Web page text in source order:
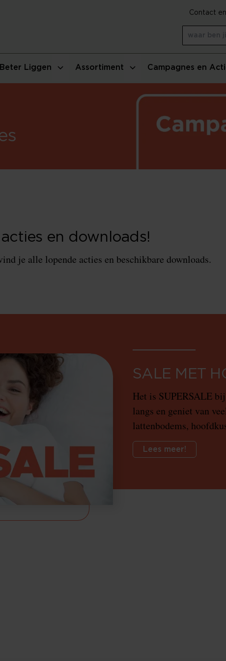
Liggen Assortiment Campagnes en
Contact
en downloads!
je alle lopende acties en beschikbare downloads.
SALE MET
Het is SUPERSALE
langs en geniet van
lattenbodems,
Lees meer!